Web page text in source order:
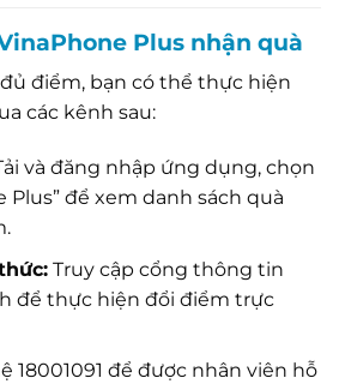
Plus nhận quà
điểm, bạn có thể thực hiện
các kênh sau:
và đăng nhập ứng dụng, chọn
Plus” để xem danh sách quà
Truy cập cổng thông tin
để thực hiện đổi điểm trực
18001091 để được nhân viên hỗ